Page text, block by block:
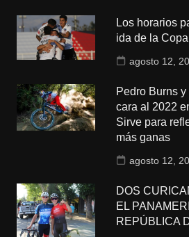
Los horarios
ida de la
agosto 12,
Pedro Burns
cara al 2022
Sirve para
más ganas
agosto 12,
DOS
EL
REPÚBLICA